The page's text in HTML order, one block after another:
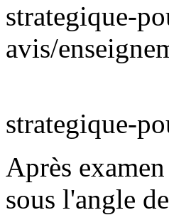
strategique-
avis/
strategique-
Après
sous l'angle